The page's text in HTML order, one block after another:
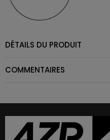
DÉTAILS DU PRODUIT
COMMENTAIRES